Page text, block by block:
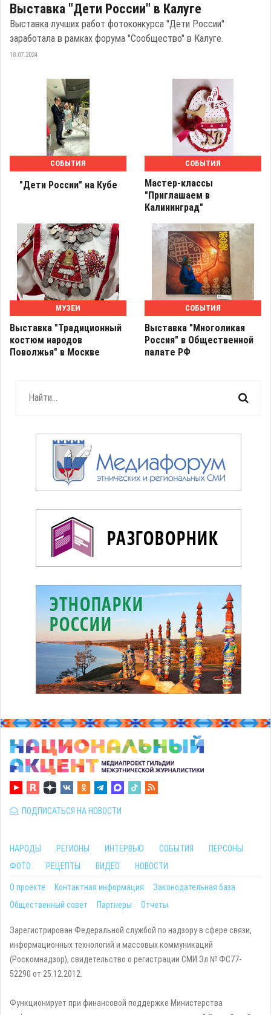
Выставка "Дети России" в Калуге
Выставка лучших работ фотоконкурса "Дети России"
заработала в рамках форума "Сообщество" в Калуге.
18.07.2024
СОБЫТИЯ
"Дети России" на Кубе
СОБЫТИЯ
Мастер-классы
"Приглашаем в
Калининград"
МУЗЕИ
Выставка "Традиционный
костюм народов
Поволжья" в Москве
СОБЫТИЯ
Выставка "Многоликая
Россия" в Общественной
палате РФ
ПОДПИСАТЬСЯ НА НОВОСТИ
НАРОДЫ РЕГИОНЫ ИНТЕРВЬЮ СОБЫТИЯ
ПЕРСОНЫ
ФОТО
РЕЦЕПТЫ ВИДЕО НОВОСТИ
О проекте Контактная информация
Законодательная база
Общественный совет
Партнеры Отчеты
Зарегистрирован Федеральной службой по надзору в сфере связи,
информационных технологий и массовых коммуникаций
(Роскомнадзор), свидетельство о регистрации СМИ Эл № ФС77-
52290 от 25.12.2012.
Функционирует при финансовой поддержке Министерства